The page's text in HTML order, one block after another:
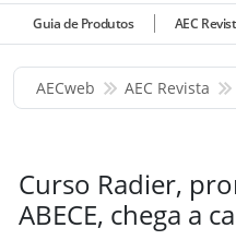
Guia de Produtos AEC
AECweb AEC Revista
Curso Radier,
ABECE, chega a